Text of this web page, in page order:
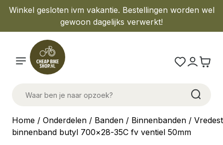
Winkel gesloten ivm vakantie. Bestellingen worden wel
gewoon dagelijks verwerkt!
Home / Onderdelen / Banden / Binnenbanden /
binnenband butyl 700×28-35C fv ventiel 50mm